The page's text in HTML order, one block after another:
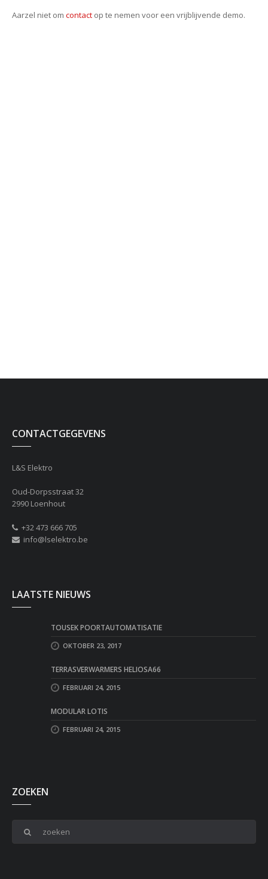
Aarzel niet om contact op te nemen voor een vrijblijvende demo.
CONTACTGEGEVENS
L&S Elektro
Oud-Dorpsstraat 32
2990 Loenhout
+32 473 666 705
info@lselektro.be
LAATSTE NIEUWS
TOUSEK POORTAUTOMATISATIE
OKTOBER 23, 2017
TERRASVERWARMERS HELIOSA66
FEBRUARI 24, 2015
MODULAR LOTIS
FEBRUARI 24, 2015
ZOEKEN